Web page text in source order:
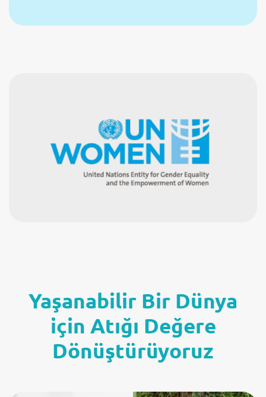
Yaşanabilir Bir Dünya
için Atığı Değere
Dönüştürüyoruz